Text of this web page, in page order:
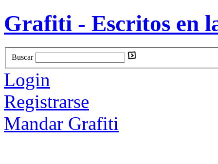
Grafiti - Escritos en
Buscar
Login
Registrarse
Mandar Grafiti